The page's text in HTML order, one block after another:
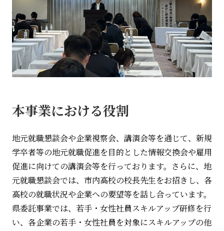
本事業における役割
地元就職懇談会や企業視察会、講演会等を通じて、新規
学卒者等の地元就職促進を目的とした情報交換会や雇用
促進に向けての講演会等を行っております。さらに、地
元就職懇談会では、市内高校の校長先生をお招きし、各
高校の就職状況や企業への要望等を話し合っています。
県委託事業では、若手・女性社員スキルアップ研修を行
い、各企業の若手・女性社員を対象にスキルアップの他